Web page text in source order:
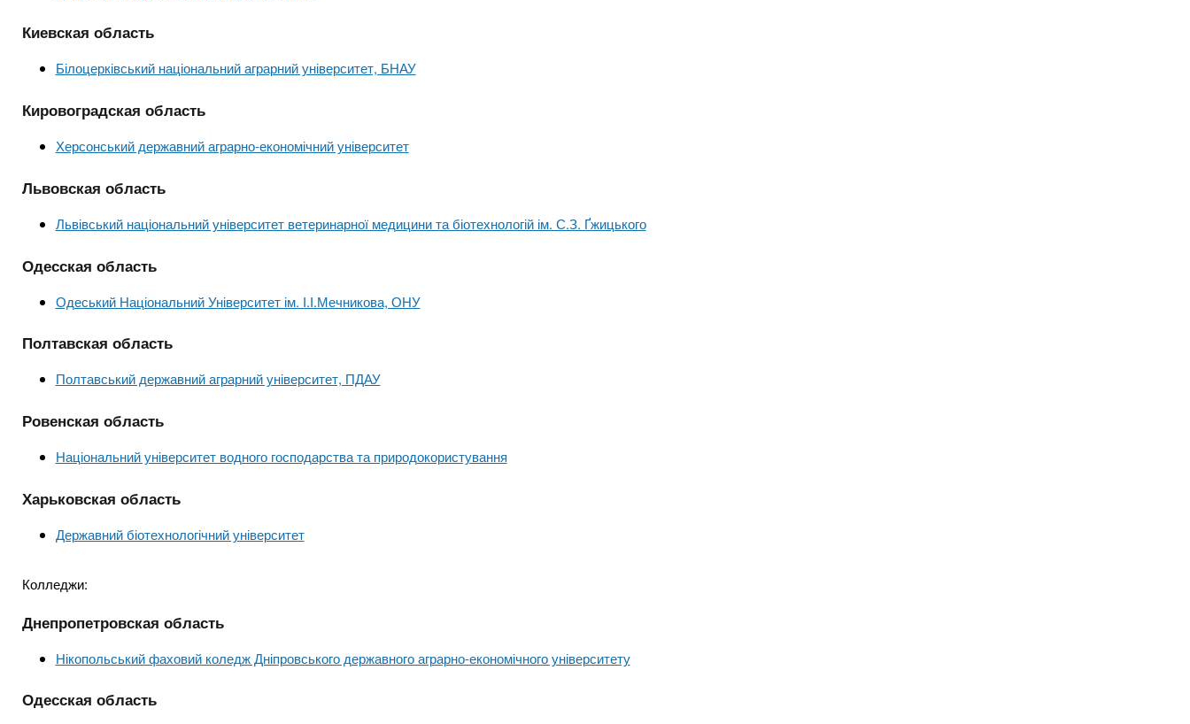
Киевская область
Білоцерківський національний аграрний університет, БНАУ
Кировоградская область
Херсонський державний аграрно-економічний університет
Львовская область
Львівський національний університет ветеринарної медицини та біотехнологій ім. С.З. Ґжицького
Одесская область
Одеський Національний Університет ім. І.І.Мечникова, ОНУ
Полтавская область
Полтавський державний аграрний університет, ПДАУ
Ровенская область
Національний університет водного господарства та природокористування
Харьковская область
Державний біотехнологічний університет
Колледжи:
Днепропетровская область
Нікопольський фаховий коледж Дніпровського державного аграрно-економічного університету
Одесская область